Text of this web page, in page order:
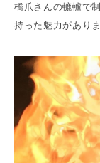
橋爪さんの轆轤で
持った魅力がありま